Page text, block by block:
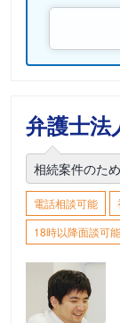
弁護士法
相続案件のた
電話相談可能
18時以降面談可能